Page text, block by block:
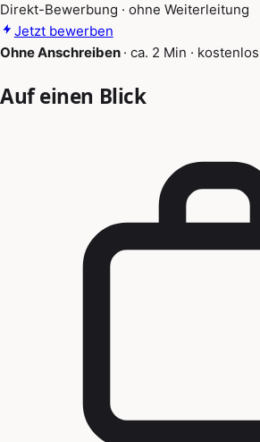
Direkt-Bewerbung · ohne Weiterleitung
Jetzt bewerben
Ohne Anschreiben · ca. 2 Min · kostenlos
Auf einen Blick